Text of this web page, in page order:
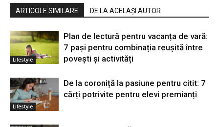
ARTICOLE SIMILARE DE LA ACELAȘI AUTOR
Lifestyle
Plan de lectură pentru vacanța de vară:
7 pași pentru combinația reușită între
povești și activități
Lifestyle
De la coroniță la pasiune pentru citit: 7
cărți potrivite pentru elevi premianți